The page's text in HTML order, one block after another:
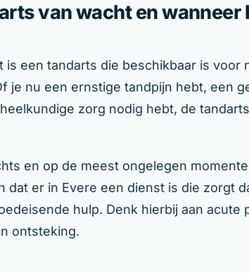
van wacht en wanneer
is een tandarts die beschikbaar is voor
je nu een ernstige tandpijn hebt, een
zorg nodig hebt, de
en op de meest ongelegen
dat er in Evere een dienst is die zorgt
hulp. Denk hierbij aan acute
ontsteking.